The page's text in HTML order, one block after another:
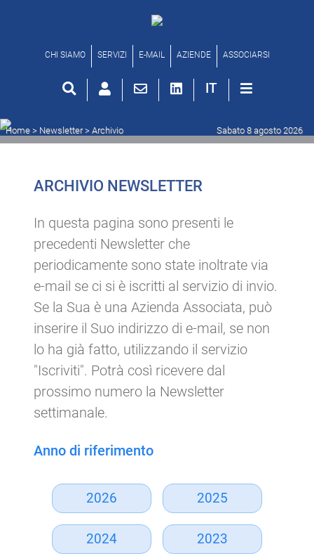
Archivio newsletter
CHI SIAMO SERVIZI E-MAIL AZIENDE ASSOCIARSI
IT
Sabato 8 agosto 2026
Home > Newsletter > Archivio
ARCHIVIO NEWSLETTER
In questa pagina sono presenti le
precedenti Newsletter che
periodicamente sono state inoltrate via
e-mail se ci si è iscritti al servizio di invio.
Se la Sua è una Azienda Associata, può
inserire il Suo indirizzo di e-mail, se non
lo ha già fatto, utilizzando il servizio
"Iscriviti". Potrà così ricevere dal
prossimo numero la Newsletter
settimanale.
Anno di riferimento
2026 2025
2024 2023